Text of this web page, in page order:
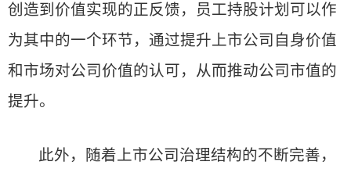
创造到价值实现的正反馈，员工持股计划可以作
为其中的一个环节，通过提升上市公司自身价值
和市场对公司价值的认可，从而推动公司市值的
提升。
此外，随着上市公司治理结构的不断完善，